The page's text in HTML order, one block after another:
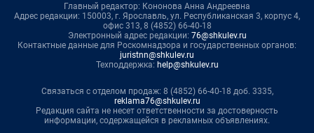
Главный редактор: Кононова Анна Андреевна
Адрес редакции: 150003, г. Ярославль, ул. Республиканская 3, корпус 4,
офис 313, 8 (4852) 66-40-18
Электронный адрес редакции: 76@shkulev.ru
Контактные данные для Роскомнадзора и государственных органов:
juristnn@shkulev.ru
Техподдержка: help@shkulev.ru
Связаться с отделом продаж: 8 (4852) 66-40-18 доб. 3335,
reklama76@shkulev.ru
Редакция сайта не несет ответственности за достоверность
информации, содержащейся в рекламных объявлениях.